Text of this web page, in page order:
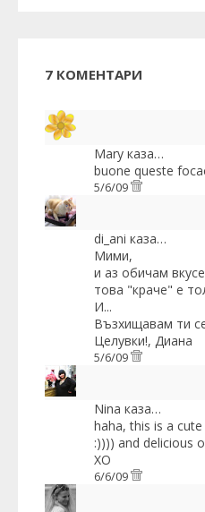
7 КОМЕНТАРИ
Mary каза…
buone queste
5/6/09
di_ani каза…
Мими,
и аз обичам
това "краче" е
И...
Възхищавам ти
Целувки!, Диана
5/6/09
Nina каза…
haha, this is a
:)))) and delicious
XO
6/6/09